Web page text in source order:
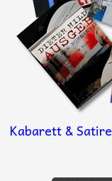
Kabarett & Satire